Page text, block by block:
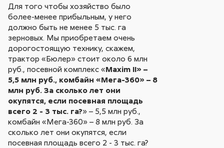
Для того чтобы хозяйство было
более-менее прибыльным, у него
должно быть не менее 5 тыс. га
зерновых. Мы приобретаем очень
дорогостоящую технику, скажем,
трактор «Бюлер» стоит около 6 млн
руб., посевной комплекс «Maxim II» –
5,5 млн руб., комбайн «Мега-360» – 8
млн руб. За сколько лет они
окупятся, если посевная площадь
всего 2 - 3 тыс. га?» – 5,5 млн руб.,
комбайн «Мега-360» – 8 млн руб. За
сколько лет они окупятся, если
посевная площадь всего 2 - 3 тыс. га?